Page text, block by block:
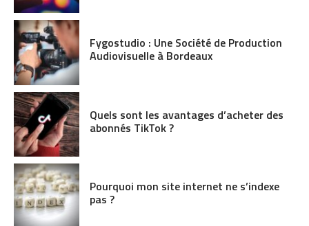
Fygostudio : Une Société de Production
Audiovisuelle à Bordeaux
Quels sont les avantages d’acheter des
abonnés TikTok ?
Pourquoi mon site internet ne s’indexe
pas ?